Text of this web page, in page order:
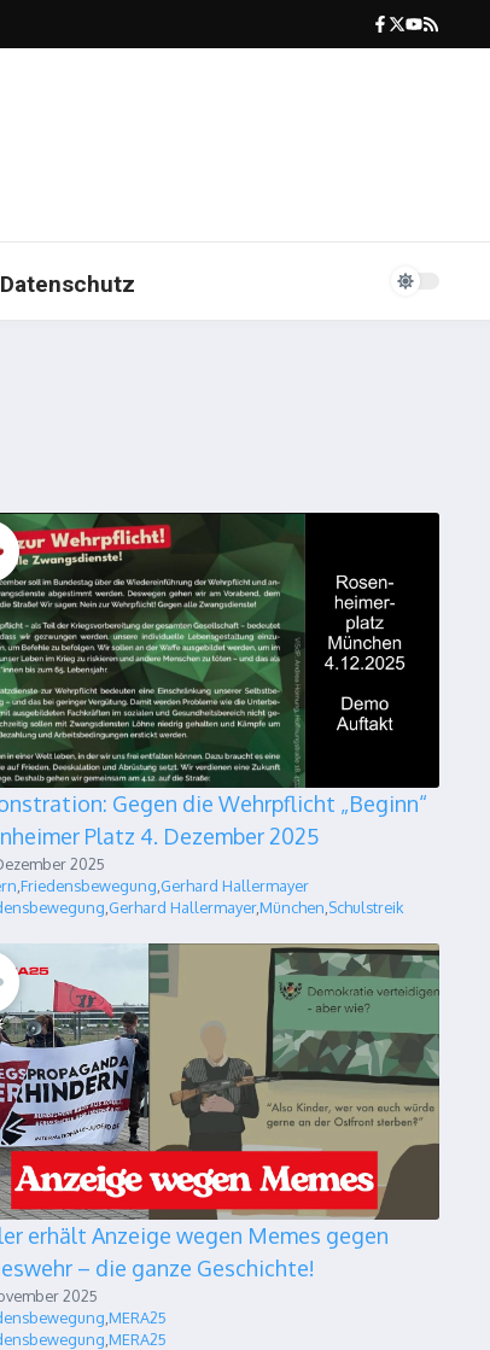
Gegen die Wehrpflicht „Beginn“
Platz 4. Dezember 2025
2025
,Friedensbewegung,Gerhard Hallermayer
,Gerhard Hallermayer,München,Schulstreik
erhält Anzeige wegen Memes gegen
– die ganze Geschichte!
2025
MERA25
MERA25